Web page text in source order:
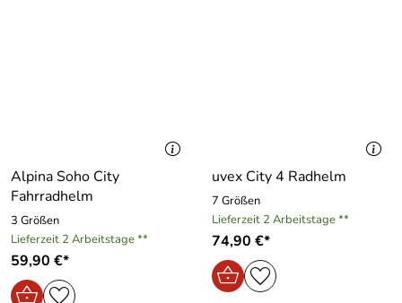
Alpina Soho City
Fahrradhelm
3 Größen
Lieferzeit 2 Arbeitstage **
59,90 €*
uvex City 4 Radhelm
7 Größen
Lieferzeit 2 Arbeitstage **
74,90 €*